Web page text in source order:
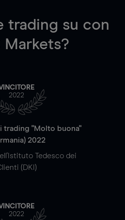
trading su con
Markets?
2022
trading "Molto buona"
2022
Tedesco dei
(DKI)
2022